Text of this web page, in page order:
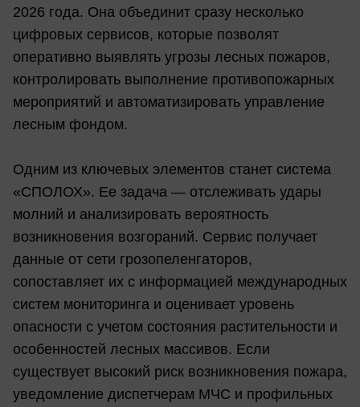
2026 года. Она объединит сразу несколько
цифровых сервисов, которые позволят
оперативно выявлять угрозы лесных пожаров,
контролировать выполнение противопожарных
мероприятий и автоматизировать управление
лесным фондом.
Одним из ключевых элементов станет система
«СПОЛОХ». Ее задача — отслеживать удары
молний и анализировать вероятность
возникновения возгораний. Сервис получает
данные от сети грозопеленгаторов,
сопоставляет их с информацией международных
систем мониторинга и оценивает уровень
опасности с учетом состояния растительности и
особенностей лесных массивов. Если
существует высокий риск возникновения пожара,
уведомление диспетчерам МЧС и профильных